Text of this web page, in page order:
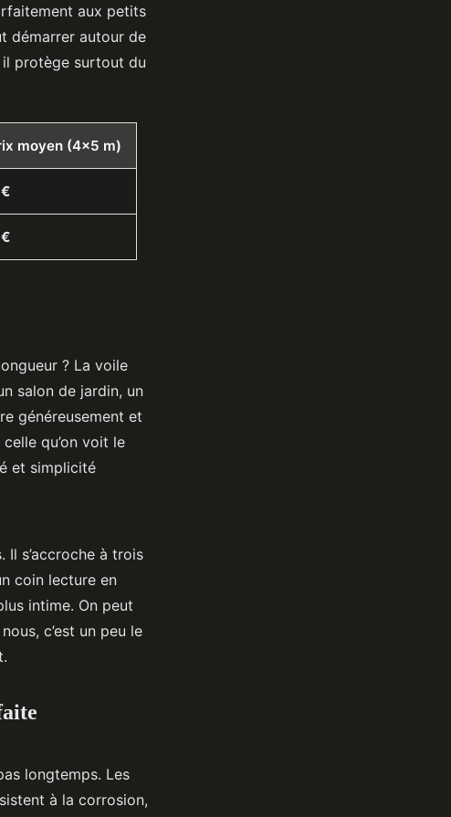
aux petits
démarrer autour de
il protège surtout du
moyen (4x5 m)
? La voile
salon de jardin, un
généreusement et
qu’on voit le
et simplicité
Il s’accroche à trois
coin lecture en
intime. On peut
c’est un peu le
longtemps. Les
à la corrosion,